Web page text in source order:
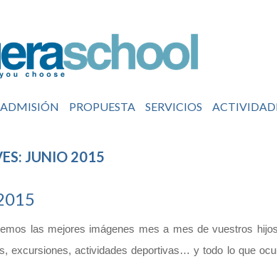
ADMISIÓN PROPUESTA SERVICIOS
JUNIO 2015
las mejores imágenes mes a mes de vuestros
excursiones, actividades deportivas… y todo lo que